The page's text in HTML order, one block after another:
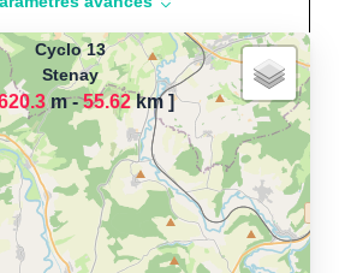
de la carte
la distance
sportif
Course à
Cyclo 13
Stenay
m -55.62km]